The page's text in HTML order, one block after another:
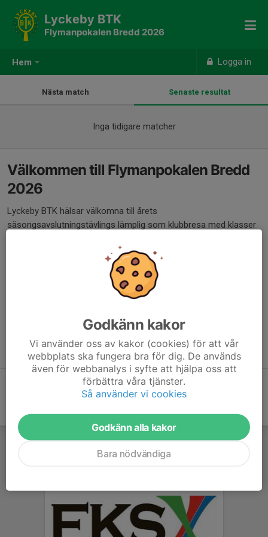
Hem Logga in
Lyckeby BTK
Flymanpokalen Bredd 2026
Nästa match Senaste resultat
Inga tidigare matcher
Välkommen till Flymanpokalen Bredd
2026
Lyckeby BTK hälsar välkomna till årets
säsongsavslutningstävlings lämplig som klubbresa med klasser
Vedebyhallen, Videvägen 1, 371 63 Lyckeby
Länk till inbjudan
Godkänn kakor
Vi använder oss av kakor (cookies) för att vår
webbplats ska fungera bra för dig. De används
även för webbanalys i syfte att hjälpa oss att
förbättra våra tjänster.
Så använder vi cookies
Godkänn alla kakor
Bara nödvändiga